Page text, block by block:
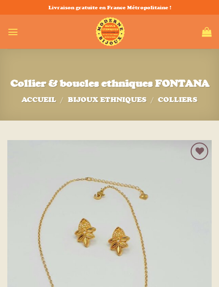
au
contenu
Livraison gratuite en France Métropolitaine !
Collier & boucles ethniques FONTANA
ACCUEIL / BIJOUX ETHNIQUES / COLLIERS